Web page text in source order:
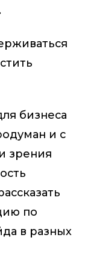
бизнеса
и с
зрения
по
в разных